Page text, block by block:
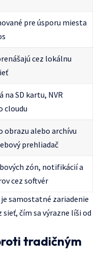
pre úsporu miesta
cez lokálnu
na SD kartu, NVR
cloudu
obrazu alebo archívu
prehliadač
zón, notifikácií a
cez softvér
samostatné zariadenie
čím sa výrazne líši od
tradičným